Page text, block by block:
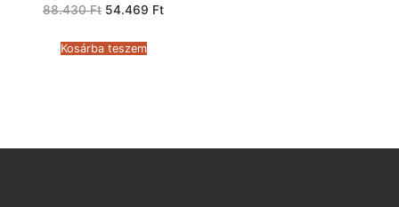
88.430Ft Original
88.430 Ft.
54.469 FtCurrent
Kosárba teszem